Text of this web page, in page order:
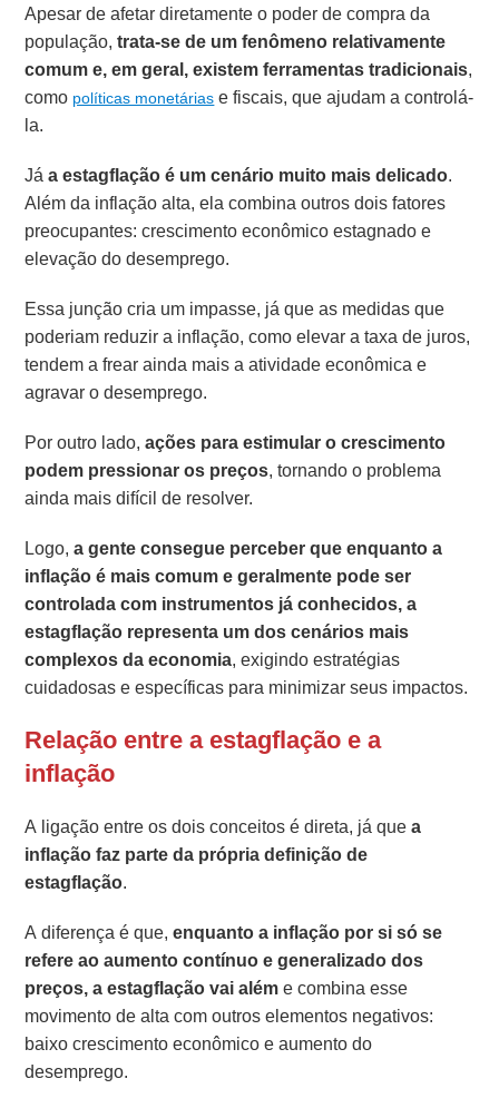
Apesar de afetar diretamente o poder de compra da
população,trata-se de um fenômeno relativamente
comum e, em geral, existem ferramentas tradicionais,
como políticas monetárias e fiscais, que ajudam a controlá-
la.
Jáa estagflação é um cenário muito mais delicado.
Além da inflação alta, ela combina outros dois fatores
preocupantes: crescimento econômico estagnado e
elevação do desemprego.
Essa junção cria um impasse, já que as medidas que
poderiam reduzir a inflação, como elevar a taxa de juros,
tendem a frear ainda mais a atividade econômica e
agravar o desemprego.
Por outro lado,ações para estimular o crescimento
podem pressionar os preços, tornando o problema
ainda mais difícil de resolver.
Logo,a gente consegue perceber que enquanto a
inflação é mais comum e geralmente pode ser
controlada com instrumentos já conhecidos, a
estagflação representa um dos cenários mais
complexos da economia, exigindo estratégias
cuidadosas e específicas para minimizar seus impactos.
Relação entre a estagflação e a
inflação
A ligação entre os dois conceitos é direta, já quea
inflação faz parte da própria definição de
estagflação.
A diferença é que,enquanto a inflação por si só se
refere ao aumento contínuo e generalizado dos
preços, a estagflação vai aléme combina esse
movimento de alta com outros elementos negativos:
baixo crescimento econômico e aumento do
desemprego.